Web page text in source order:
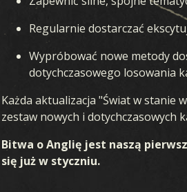
Regularnie dostarczać
Wypróbować nowe metody
dotychczasowego losowania
Każda aktualizacja "Świat w stanie
zestaw nowych i dotychczasowych
Bitwa o Anglię jest naszą
się już w styczniu.